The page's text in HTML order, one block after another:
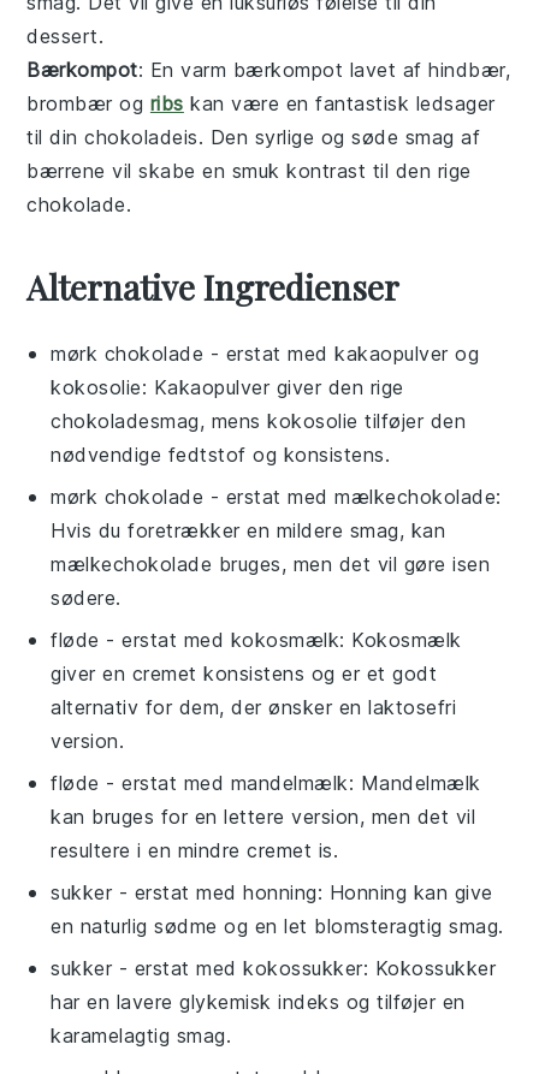
dessert.
Bærkompot: En varm bærkompot lavet afhindbær,
brombær og ribs kan være en fantastisk ledsager
til dinchokoladeis. Den syrlige og søde smag af
bærrene vil skabe en smuk kontrast til den rige
chokolade.
Alternative Ingredienser
mørk chokolade - erstat medkakaopulver og
kokosolie: Kakaopulver giver den rige
chokoladesmag, mens kokosolie tilføjer den
nødvendige fedtstof og konsistens.
mørk chokolade - erstat medmælkechokolade:
Hvis du foretrækker en mildere smag, kan
mælkechokolade bruges, men det vil gøre isen
sødere.
fløde - erstat med kokosmælk: Kokosmælk
giver en cremet konsistens og er et godt
alternativ for dem, der ønsker en laktosefri
version.
fløde - erstat med mandelmælk: Mandelmælk
kan bruges for en lettere version, men det vil
resultere i en mindre cremet is.
sukker - erstat medhonning: Honning kan give
en naturlig sødme og en let blomsteragtig smag.
sukker - erstat medkokossukker: Kokossukker
har en lavere glykemisk indeks og tilføjer en
karamelagtig smag.